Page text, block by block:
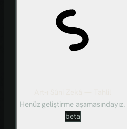
Henüz geliştirme aşamasındayız.
beta